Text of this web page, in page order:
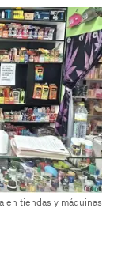
en tiendas y máquinas